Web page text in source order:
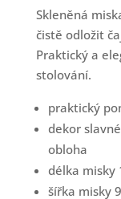
Skleněná
čistě odložit
Praktický a
stolování.
praktický
dekor
obloha
délka misky
šířka misky